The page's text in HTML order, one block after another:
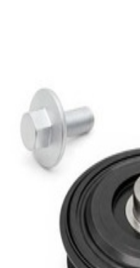
Vilebrequin et sa
289,95 €